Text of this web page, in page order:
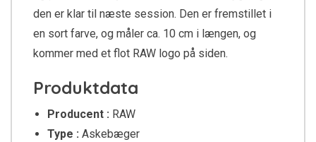
den er klar til næste session. Den er fremstillet i
en sort farve, og måler ca. 10 cm i længen, og
kommer med et flot RAW logo på siden.
Produktdata
Producent : RAW
Type : Askebæger